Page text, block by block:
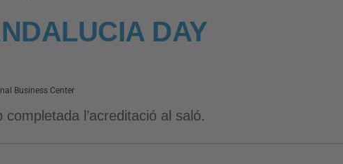
DAY
Business Center
l’acreditació al saló.